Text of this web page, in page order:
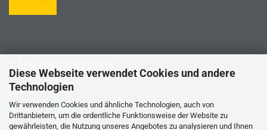
Diese Webseite verwendet Cookies und andere
Technologien
Wir verwenden Cookies und ähnliche Technologien, auch von
Drittanbietern, um die ordentliche Funktionsweise der Website zu
gewährleisten, die Nutzung unseres Angebotes zu analysieren und Ihnen
ZAHLUNGSWEISEN
PayPal